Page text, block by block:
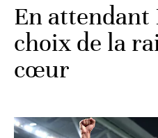
En attendant
choix de la
cœur